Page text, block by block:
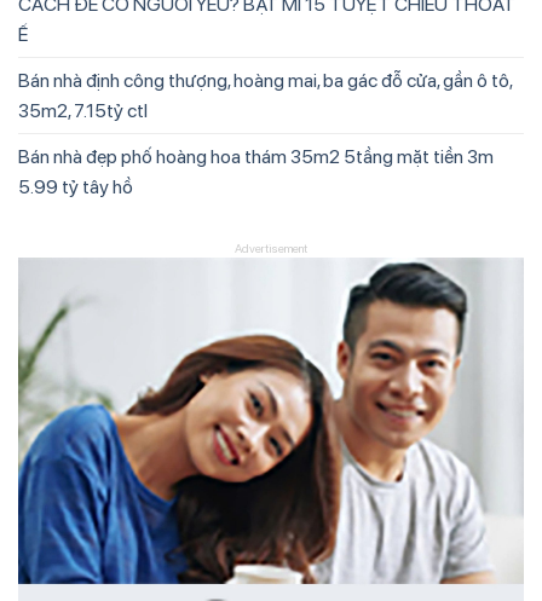
Ế
Bán nhà định công thượng, hoàng mai, ba gác đỗ cửa, gần ô tô,
35m2, 7.15tỷ ctl
Bán nhà đẹp phố hoàng hoa thám 35m2 5tầng mặt tiền 3m
5.99 tỷ tây hồ
Advertisement